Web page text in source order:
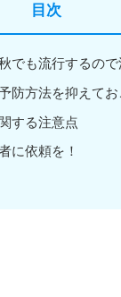
目次
でも流行するので
防方法を抑えてお
する注意点
に依頼を！